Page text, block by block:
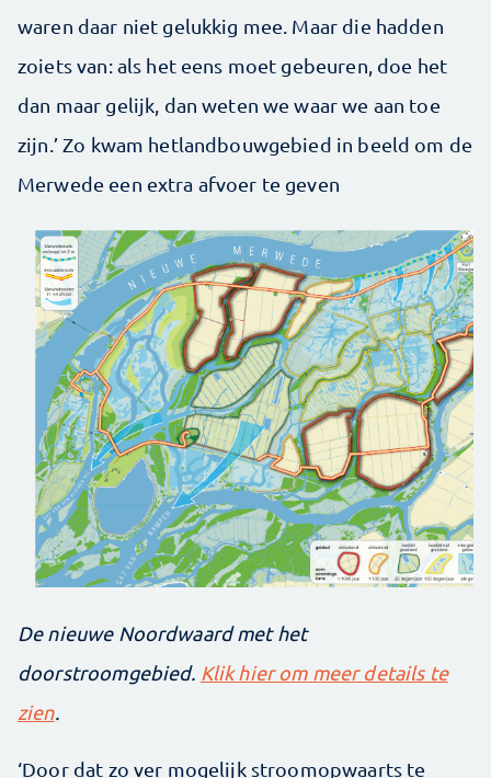
waren daar niet gelukkig mee. Maar die hadden
zoiets van: als het eens moet gebeuren, doe het
dan maar gelijk, dan weten we waar we aan toe
zijn.’ Zo kwam hetlandbouwgebied in beeld om de
Merwede een extra afvoer te geven
De nieuwe Noordwaard met het
doorstroomgebied. Klik hier om meer details te
zien.
‘Door dat zo ver mogelijk stroomopwaarts te